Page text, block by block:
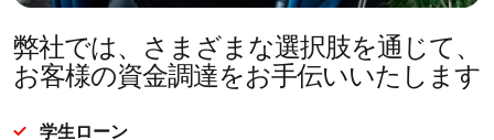
弊社では、さまざまな選択肢を通じて、
お客様の資金調達をお手伝いいたします
学生ローン